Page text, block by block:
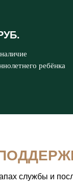
ребёнка
службы и